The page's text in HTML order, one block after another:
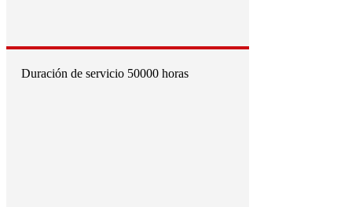
Duración de servicio 50000 horas